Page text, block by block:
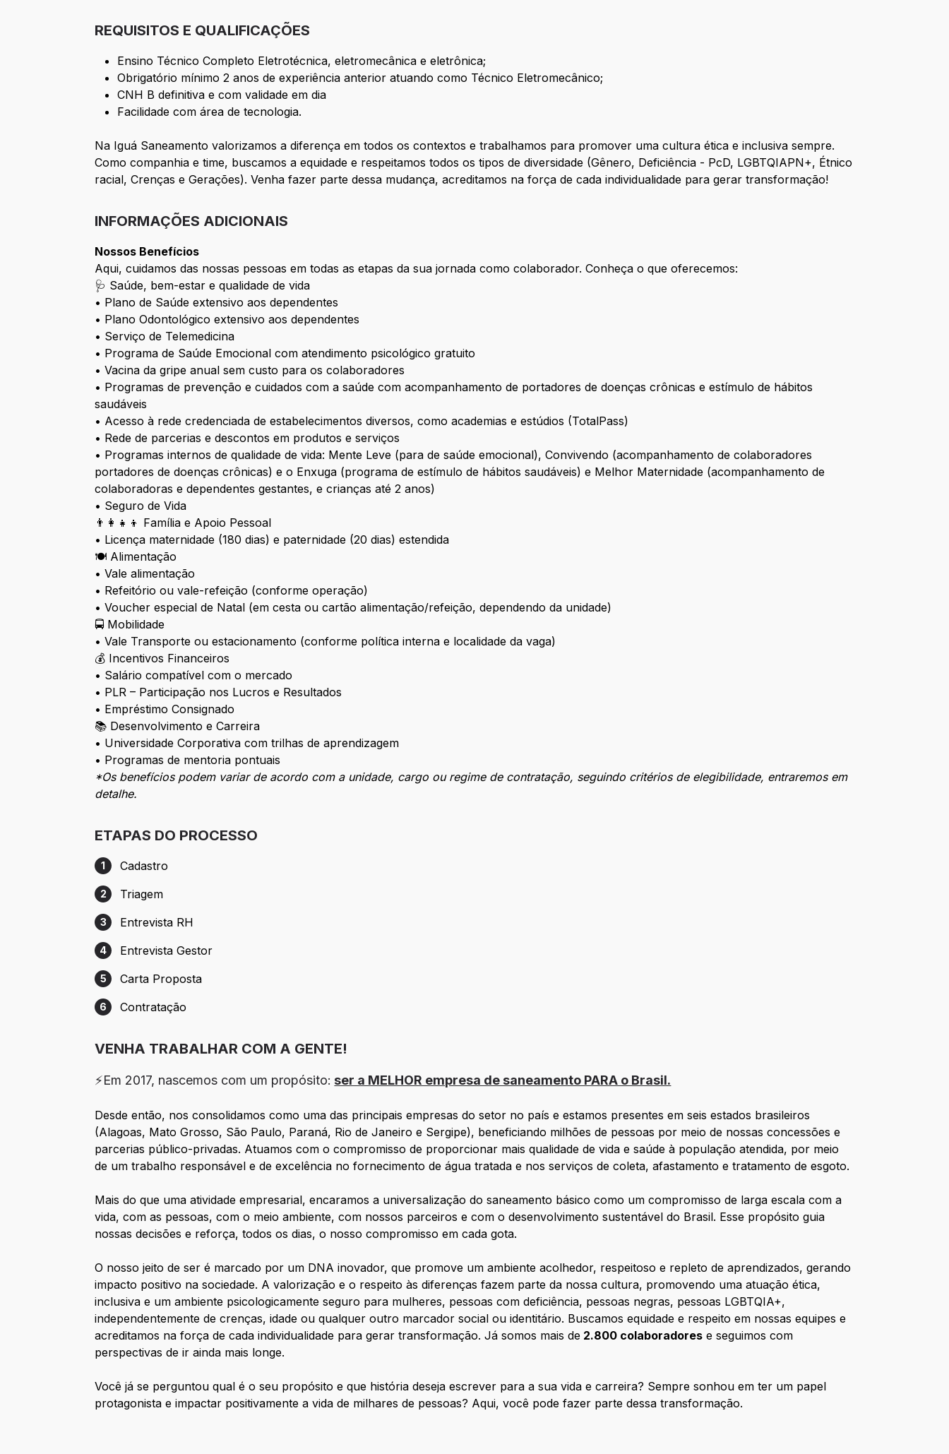
REQUISITOS E QUALIFICAÇÕES
Ensino Técnico Completo Eletrotécnica, eletromecânica e eletrônica;
Obrigatório mínimo 2 anos de experiência anterior atuando como Técnico Eletromecânico;
CNH B definitiva e com validade em dia
Facilidade com área de tecnologia.
Na Iguá Saneamento valorizamos a diferença em todos os contextos e trabalhamos para promover uma cultura ética e inclusiva sempre.
Como companhia e time, buscamos a equidade e respeitamos todos os tipos de diversidade (Gênero, Deficiência - PcD, LGBTQIAPN+, Étnico
racial, Crenças e Gerações). Venha fazer parte dessa mudança, acreditamos na força de cada individualidade para gerar transformação!
INFORMAÇÕES ADICIONAIS
Nossos Benefícios
Aqui, cuidamos das nossas pessoas em todas as etapas da sua jornada como colaborador. Conheça o que oferecemos:
🩺 Saúde, bem-estar e qualidade de vida
• Plano de Saúde extensivo aos dependentes
• Plano Odontológico extensivo aos dependentes
• Serviço de Telemedicina
• Programa de Saúde Emocional com atendimento psicológico gratuito
• Vacina da gripe anual sem custo para os colaboradores
• Programas de prevenção e cuidados com a saúde com acompanhamento de portadores de doenças crônicas e estímulo de hábitos
saudáveis
• Acesso à rede credenciada de estabelecimentos diversos, como academias e estúdios (TotalPass)
• Rede de parcerias e descontos em produtos e serviços
• Programas internos de qualidade de vida: Mente Leve (para de saúde emocional), Convivendo (acompanhamento de colaboradores
portadores de doenças crônicas) e o Enxuga (programa de estímulo de hábitos saudáveis) e Melhor Maternidade (acompanhamento de
colaboradoras e dependentes gestantes, e crianças até 2 anos)
• Seguro de Vida
👨‍👩‍👧‍👦 Família e Apoio Pessoal
• Licença maternidade (180 dias) e paternidade (20 dias) estendida
🍽️ Alimentação
• Vale alimentação
• Refeitório ou vale-refeição (conforme operação)
• Voucher especial de Natal (em cesta ou cartão alimentação/refeição, dependendo da unidade)
🚍 Mobilidade
• Vale Transporte ou estacionamento (conforme política interna e localidade da vaga)
💰 Incentivos Financeiros
• Salário compatível com o mercado
• PLR – Participação nos Lucros e Resultados
• Empréstimo Consignado
📚 Desenvolvimento e Carreira
• Universidade Corporativa com trilhas de aprendizagem
• Programas de mentoria pontuais
*Os benefícios podem variar de acordo com a unidade, cargo ou regime de contratação, seguindo critérios de elegibilidade, entraremos em
detalhe.
ETAPAS DO PROCESSO
Etapa 1: Cadastro
1 Cadastro
Etapa 2: Triagem
2 Triagem
Etapa 3: Entrevista RH
3 Entrevista RH
Etapa 4: Entrevista Gestor
4 Entrevista Gestor
Etapa 5: Carta Proposta
5 Carta Proposta
Etapa 6: Contratação
6 Contratação
VENHA TRABALHAR COM A GENTE!
⚡Em 2017, nascemos com um propósito: ser a MELHOR empresa de saneamento PARA o Brasil.
Desde então, nos consolidamos como uma das principais empresas do setor no país e estamos presentes em seis estados brasileiros
(Alagoas, Mato Grosso, São Paulo, Paraná, Rio de Janeiro e Sergipe), beneficiando milhões de pessoas por meio de nossas concessões e
parcerias público-privadas. Atuamos com o compromisso de proporcionar mais qualidade de vida e saúde à população atendida, por meio
de um trabalho responsável e de excelência no fornecimento de água tratada e nos serviços de coleta, afastamento e tratamento de esgoto.
Mais do que uma atividade empresarial, encaramos a universalização do saneamento básico como um compromisso de larga escala com a
vida, com as pessoas, com o meio ambiente, com nossos parceiros e com o desenvolvimento sustentável do Brasil. Esse propósito guia
nossas decisões e reforça, todos os dias, o nosso compromisso em cada gota.
O nosso jeito de ser é marcado por um DNA inovador, que promove um ambiente acolhedor, respeitoso e repleto de aprendizados, gerando
impacto positivo na sociedade. A valorização e o respeito às diferenças fazem parte da nossa cultura, promovendo uma atuação ética,
inclusiva e um ambiente psicologicamente seguro para mulheres, pessoas com deficiência, pessoas negras, pessoas LGBTQIA+,
independentemente de crenças, idade ou qualquer outro marcador social ou identitário. Buscamos equidade e respeito em nossas equipes e
acreditamos na força de cada individualidade para gerar transformação. Já somos mais de 2.800 colaboradores e seguimos com
perspectivas de ir ainda mais longe.
Você já se perguntou qual é o seu propósito e que história deseja escrever para a sua vida e carreira? Sempre sonhou em ter um papel
protagonista e impactar positivamente a vida de milhares de pessoas? Aqui, você pode fazer parte dessa transformação.